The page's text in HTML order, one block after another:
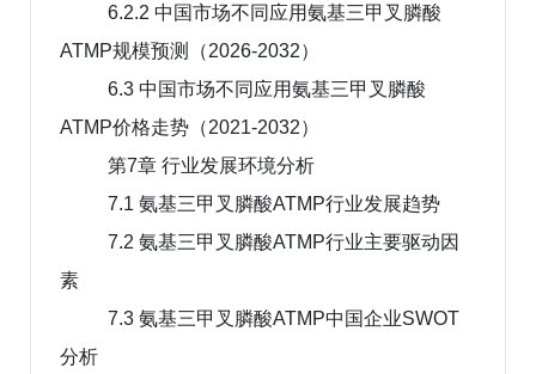
6.2.2 中国市场不同应用氨基三甲叉膦酸
ATMP规模预测（2026-2032）
6.3 中国市场不同应用氨基三甲叉膦酸
ATMP价格走势（2021-2032）
第7章 行业发展环境分析
7.1 氨基三甲叉膦酸ATMP行业发展趋势
7.2 氨基三甲叉膦酸ATMP行业主要驱动因
素
7.3 氨基三甲叉膦酸ATMP中国企业SWOT
分析